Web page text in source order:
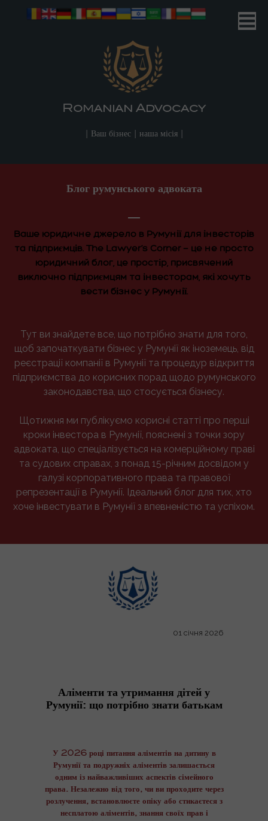
01 січня 2026
Аліменти та утримання дітей у
Румунії: що потрібно знати батькам
У 2026 році питання аліментів на дитину в
Румунії та подружніх аліментів залишається
одним із найважливіших аспектів сімейного
права. Незалежно від того, чи ви проходите через
розлучення, встановлюєте опіку або стикаєтеся з
несплатою аліментів, знання своїх прав і
Блог румунського адвоката
Ваше юридичне джерело в Румунії для інвесторів
та підприємців. The Lawyer’s Corner — це не просто
юридичний блог, це простір, присвячений
виключно підприємцям та інвесторам, які хочуть
вести бізнес у Румунії.
Тут ви знайдете все, що потрібно знати для того,
щоб започаткувати бізнес у Румунії як іноземець, від
реєстрації компанії в Румунії та процедур відкриття
підприємства до корисних порад щодо румунського
законодавства, що стосується бізнесу.
Щотижня ми публікуємо корисні статті про перші
кроки інвестора в Румунії, пояснені з точки зору
адвоката, що спеціалізується на комерційному праві
та судових справах, з понад 15-річним досвідом у
галузі корпоративного права та правової
репрезентації в Румунії. Ідеальний блог для тих, хто
хоче інвестувати в Румунії з впевненістю та успіхом.
Romanian Advocacy
| Ваш бізнес | наша місія |
Romanian Advocacy
| Your Business | Our Mission |